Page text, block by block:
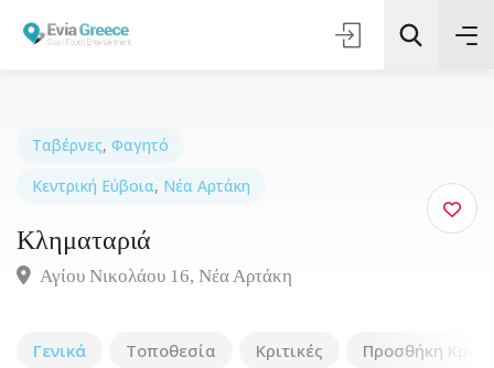
Τοποθεσία
Όλες οι Κατηγορίες
Ταβέρνες, Φαγητό
Κεντρική Εύβοια, Νέα Αρτάκη
Κληματαριά
Αγίου Νικολάου 16, Νέα Αρτάκη
Γενικά Τοποθεσία Κριτικές Προσθήκη